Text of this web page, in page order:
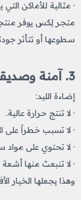
· مثالية للأماكن
متجر لِكس يوفر
سطوعها أو تتأثر
3. آمنة وصديقة للبيئة
إضاءة الليد:
· لا تنتج حرارة عالية.
· لا تسبب خطراً على
· لا تحتوي على مواد
· لا تنبعث منها
وهذا يجعلها الخيار